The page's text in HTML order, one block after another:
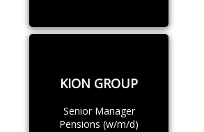
KION GROUP
Senior Manager
Pensions (w/m/d)